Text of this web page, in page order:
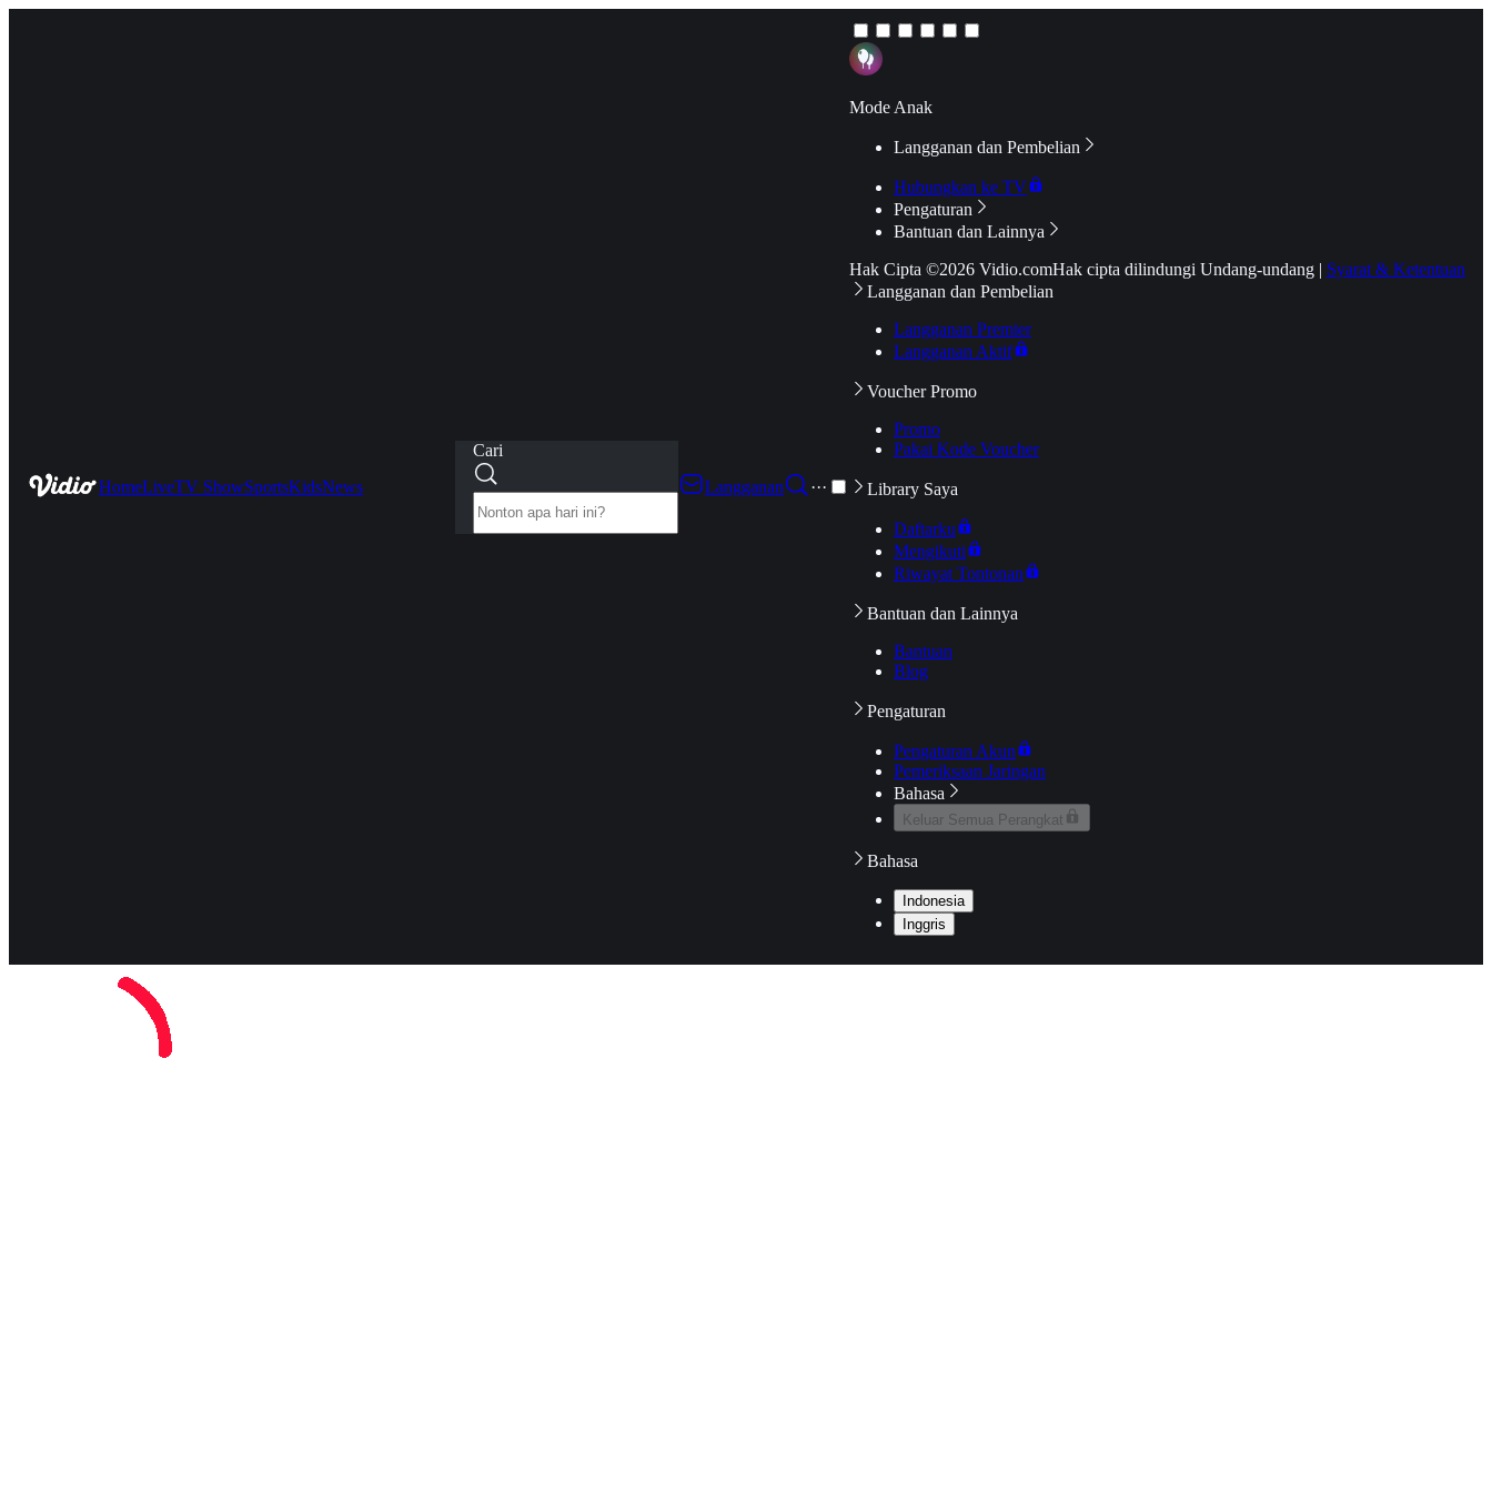
HomeLiveTV ShowSportsKidsNews
Cari
Langganan
···
Mode Anak
Langganan dan Pembelian
Hubungkan ke TV
Pengaturan
Bantuan dan Lainnya
Hak Cipta ©2026 Vidio.comHak cipta dilindungi Undang-undang | Syarat & Ketentuan
Langganan dan Pembelian
Langganan Premier
Langganan Aktif
Voucher Promo
Promo
Pakai Kode Voucher
Library Saya
Daftarku
Mengikuti
Riwayat Tontonan
Bantuan dan Lainnya
Bantuan
Blog
Pengaturan
Pengaturan Akun
Pemeriksaan Jaringan
Bahasa
Keluar Semua Perangkat
Bahasa
Indonesia
Inggris